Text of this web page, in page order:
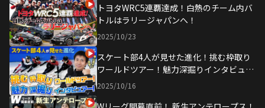
トヨタWRC5連覇達成！白熱のチーム内バ
トルはラリージャパンへ！
2025/10/23
スケート部4人が見せた進化！挑む枠取り
ワールドツアー！魅力深掘りインタビュア
ー！
2025/10/16